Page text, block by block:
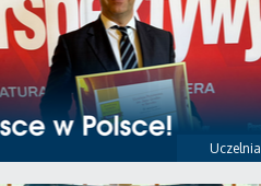
Uczelnia